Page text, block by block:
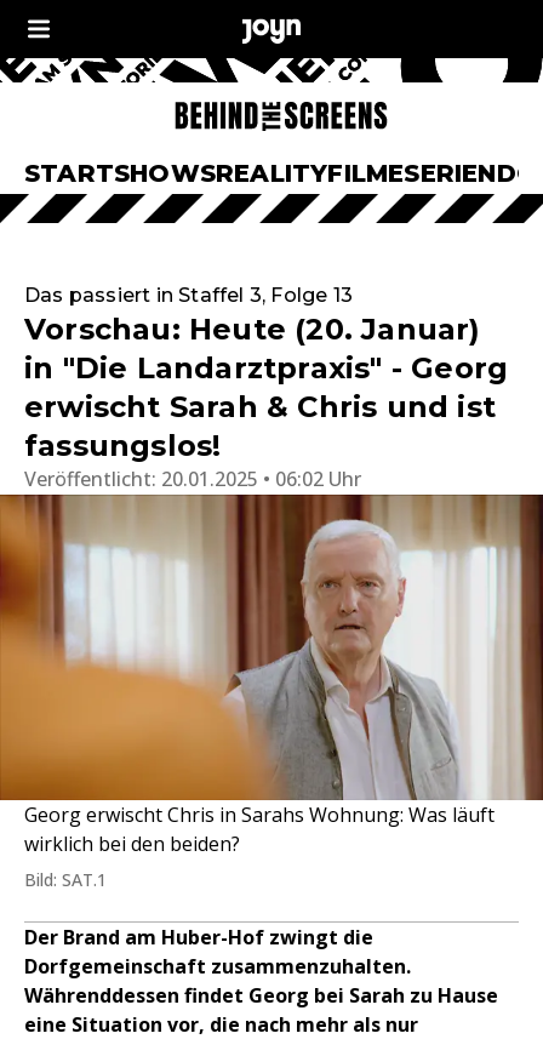
STARTSHOWSREALITYFILMESERIEN
Das passiert in Staffel 3, Folge 13
Vorschau: Heute (20. Januar)
in "Die Landarztpraxis" - Georg
erwischt Sarah & Chris und ist
fassungslos!
Veröffentlicht: 20.01.2025 • 06:02 Uhr
Georg erwischt Chris in Sarahs Wohnung: Was läuft
wirklich bei den beiden?
Bild: SAT.1
Der Brand am Huber-Hof zwingt die
Dorfgemeinschaft zusammenzuhalten.
Währenddessen findet Georg bei Sarah zu Hause
eine Situation vor, die nach mehr als nur